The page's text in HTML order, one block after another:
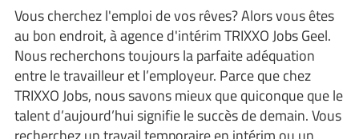
Vous cherchez l'emploi de vos rêves? Alors vous êtes
au bon endroit, à agence d'intérim TRIXXO Jobs Geel.
Nous recherchons toujours la parfaite adéquation
entre le travailleur et l’employeur. Parce que chez
TRIXXO Jobs, nous savons mieux que quiconque que le
talent d’aujourd’hui signifie le succès de demain. Vous